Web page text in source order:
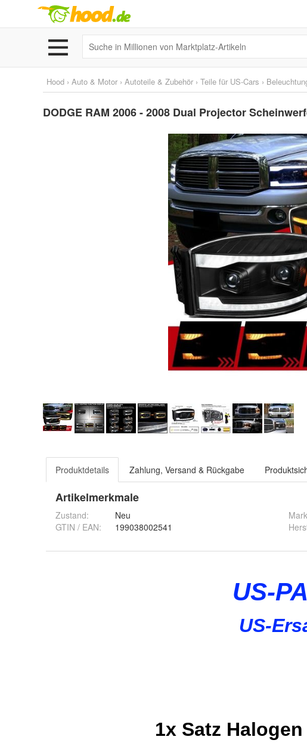
Hood › Auto & Motor › Autoteile & Zubehör › Teile für US-Cars ›
DODGE RAM 2006 - 2008 Dual Projector
Produktdetails Zahlung, Versand & Rückgabe
Artikelmerkmale
Zustand:
Neu
GTIN / EAN:
199038002541